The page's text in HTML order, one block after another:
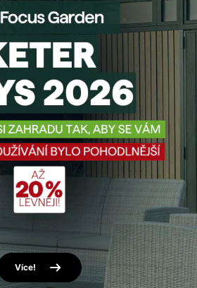
Více!
Více!
Více!
Více!
Více!
Více!
Více!